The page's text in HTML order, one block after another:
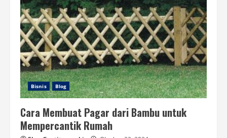
Bisnis Blog
Cara Membuat Pagar dari Bambu untuk
Mempercantik Rumah